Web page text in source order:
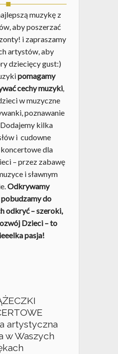
muzykę z
aby poszerzać
i zapraszamy
artystów, aby
dziecięcy gust:)
pomagamy
cechy muzyki,
w muzyczne
poznawanie
kilka
i cudowne
dla
– przez zabawę
i sławnym
Odkrywamy
do
odkryć – szeroki,
Dzieci – to
pasja!
artystyczna
w Waszych